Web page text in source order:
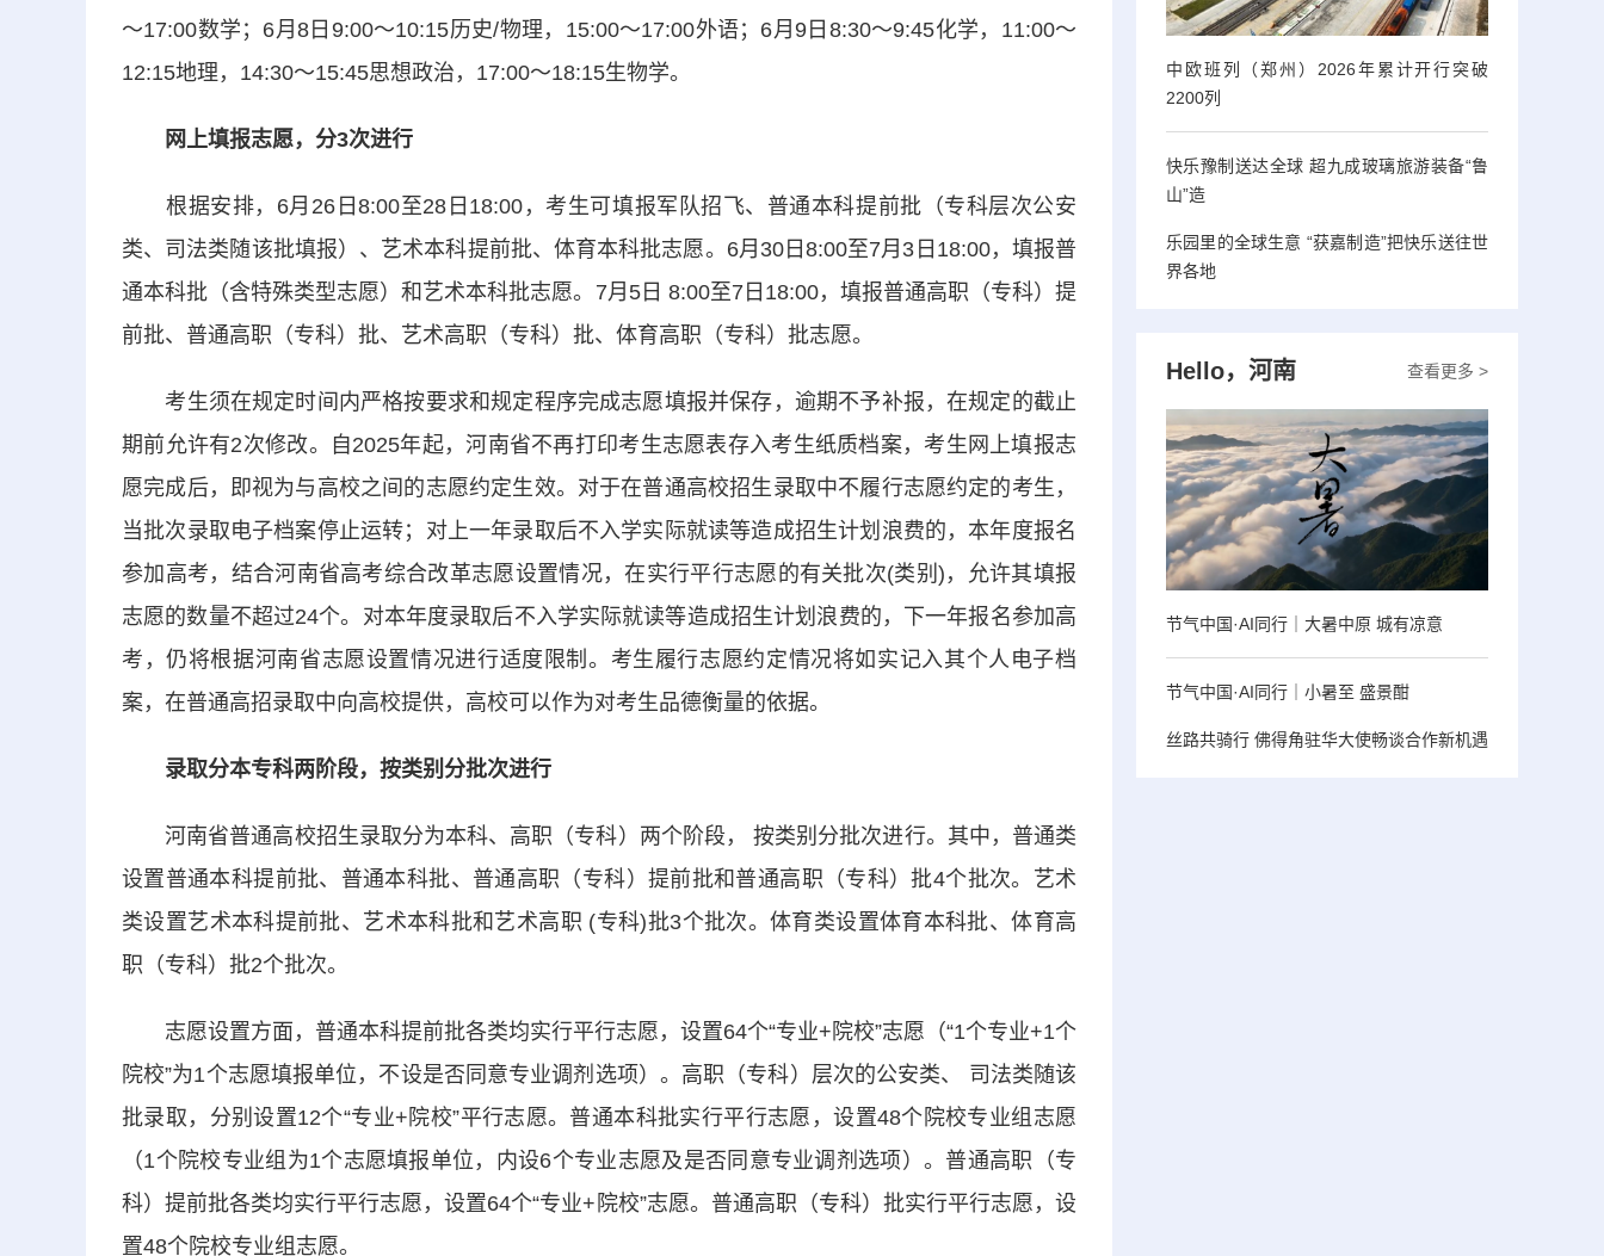
～17:00数学；6月8日9:00～10:15历史/物理，15:00～17:00外语；6月9日8:30～9:45化学，11:00～
12:15地理，14:30～15:45思想政治，17:00～18:15生物学。
网上填报志愿，分3次进行
根据安排，6月26日8:00至28日18:00，考生可填报军队招飞、普通本科提前批（专科层次公安
类、司法类随该批填报）、艺术本科提前批、体育本科批志愿。6月30日8:00至7月3日18:00，填报普
通本科批（含特殊类型志愿）和艺术本科批志愿。7月5日 8:00至7日18:00，填报普通高职（专科）提
前批、普通高职（专科）批、艺术高职（专科）批、体育高职（专科）批志愿。
考生须在规定时间内严格按要求和规定程序完成志愿填报并保存，逾期不予补报，在规定的截止
期前允许有2次修改。自2025年起，河南省不再打印考生志愿表存入考生纸质档案，考生网上填报志
愿完成后，即视为与高校之间的志愿约定生效。对于在普通高校招生录取中不履行志愿约定的考生，
当批次录取电子档案停止运转；对上一年录取后不入学实际就读等造成招生计划浪费的，本年度报名
参加高考，结合河南省高考综合改革志愿设置情况，在实行平行志愿的有关批次(类别)，允许其填报
志愿的数量不超过24个。对本年度录取后不入学实际就读等造成招生计划浪费的，下一年报名参加高
考，仍将根据河南省志愿设置情况进行适度限制。考生履行志愿约定情况将如实记入其个人电子档
案，在普通高招录取中向高校提供，高校可以作为对考生品德衡量的依据。
录取分本专科两阶段，按类别分批次进行
河南省普通高校招生录取分为本科、高职（专科）两个阶段， 按类别分批次进行。其中，普通类
设置普通本科提前批、普通本科批、普通高职（专科）提前批和普通高职（专科）批4个批次。艺术
类设置艺术本科提前批、艺术本科批和艺术高职 (专科)批3个批次。体育类设置体育本科批、体育高
职（专科）批2个批次。
志愿设置方面，普通本科提前批各类均实行平行志愿，设置64个“专业+院校”志愿（“1个专业+1个
院校”为1个志愿填报单位，不设是否同意专业调剂选项）。高职（专科）层次的公安类、 司法类随该
批录取，分别设置12个“专业+院校”平行志愿。普通本科批实行平行志愿，设置48个院校专业组志愿
（1个院校专业组为1个志愿填报单位，内设6个专业志愿及是否同意专业调剂选项）。普通高职（专
科）提前批各类均实行平行志愿，设置64个“专业+院校”志愿。普通高职（专科）批实行平行志愿，设
置48个院校专业组志愿。
中欧班列（郑州）2026年累计开行突破
2200列
快乐豫制送达全球 超九成玻璃旅游装备“鲁
山”造
乐园里的全球生意 “获嘉制造”把快乐送往世
界各地
查看更多 >
Hello，河南
节气中国·AI同行｜大暑中原 城有凉意
节气中国·AI同行｜小暑至 盛景酣
丝路共骑行 佛得角驻华大使畅谈合作新机遇